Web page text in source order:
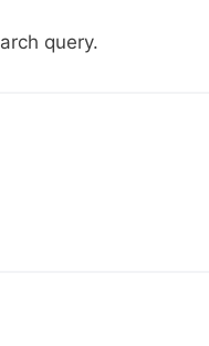
query.